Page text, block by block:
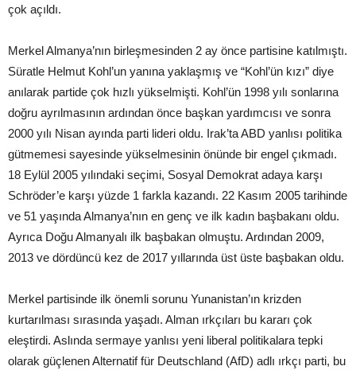
çok açıldı.
Merkel Almanya’nın birleşmesinden 2 ay önce partisine katılmıştı.
Süratle Helmut Kohl’un yanına yaklaşmış ve “Kohl’ün kızı” diye
anılarak partide çok hızlı yükselmişti. Kohl’ün 1998 yılı sonlarına
doğru ayrılmasının ardından önce başkan yardımcısı ve sonra
2000 yılı Nisan ayında parti lideri oldu. Irak’ta ABD yanlısı politika
gütmemesi sayesinde yükselmesinin önünde bir engel çıkmadı.
18 Eylül 2005 yılındaki seçimi, Sosyal Demokrat adaya karşı
Schröder’e karşı yüzde 1 farkla kazandı. 22 Kasım 2005 tarihinde
ve 51 yaşında Almanya’nın en genç ve ilk kadın başbakanı oldu.
Ayrıca Doğu Almanyalı ilk başbakan olmuştu. Ardından 2009,
2013 ve dördüncü kez de 2017 yıllarında üst üste başbakan oldu.
Merkel partisinde ilk önemli sorunu Yunanistan’ın krizden
kurtarılması sırasında yaşadı. Alman ırkçıları bu kararı çok
eleştirdi. Aslında sermaye yanlısı yeni liberal politikalara tepki
olarak güçlenen Alternatif für Deutschland (AfD) adlı ırkçı parti, bu